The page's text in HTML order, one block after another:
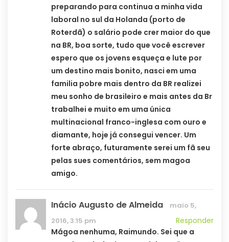
preparando para continua a minha vida
laboral no sul da Holanda (porto de
Roterdã) o salário pode crer maior do que
na BR, boa sorte, tudo que você escrever
espero que os jovens esqueça e lute por
um destino mais bonito, nasci em uma
familia pobre mais dentro da BR realizei
meu sonho de brasileiro e mais antes da Br
trabalhei e muito em uma única
multinacional franco-inglesa com ouro e
diamante, hoje já consegui vencer. Um
forte abraço, futuramente serei um fã seu
pelas sues comentários, sem magoa
amigo.
Inácio Augusto de Almeida
maio 5,
2016, 3:15 pm
Responder
Mágoa nenhuma, Raimundo. Sei que a